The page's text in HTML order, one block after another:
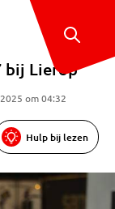
bij Lierop
om 04:32
Hulp bij lezen